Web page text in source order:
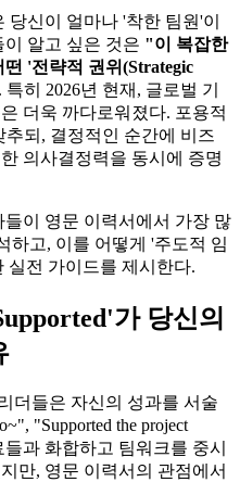
신이 얼마나 '착한 팀원'이
알고 싶은 것은 "이 복잡한
'전략적 권위(Strategic
특히 2026년 현재, 글로벌 기
더욱 까다로워졌다. 포용적
추되, 결정적인 순간에 비즈
의사결정력을 동시에 증명
이 영문 이력서에서 가장 많
하고, 이를 어떻게 '주도적 임
실전 가이드를 제시한다.
가 당신의
더들은 자신의 성과를 서술
"Supported the project
과 화합하고 팀워크를 중시
만, 영문 이력서의 관점에서